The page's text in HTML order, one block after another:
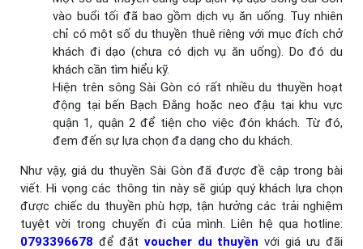
vào buổi tối đã bao gồm dịch vụ ăn uống. Tuy nhiên
chỉ có một số du thuyền thuê riêng với mục đích chở
khách đi dạo (chưa có dịch vụ ăn uống). Do đó du
khách cần tìm hiểu kỹ.
Hiện trên sông Sài Gòn có rất nhiều du thuyền hoạt
động tại bến Bạch Đằng hoặc neo đậu tại khu vực
quận 1, quận 2 để tiện cho việc đón khách. Từ đó,
đem đến sự lựa chọn đa dạng cho du khách.
Như vậy, giá du thuyền Sài Gòn đã được đề cập trong bài
viết. Hi vọng các thông tin này sẽ giúp quý khách lựa chọn
được chiếc du thuyền phù hợp, tận hưởng các trải nghiệm
tuyệt vời trong chuyến đi của mình. Liên hệ qua hotline:
0793396678 để đặt voucher du thuyền với giá ưu đãi